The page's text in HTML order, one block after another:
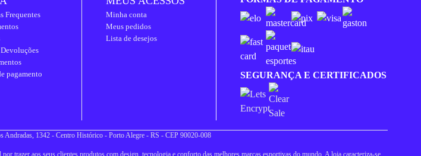
Frequentes
pagamento
Minha conta
Meus pedidos
Lista de desejos
SEGURANÇA E CERTIFICADOS
Andradas, 1342 - Centro Histórico - Porto Alegre - RS - CEP 90020-008
trazer aos seus clientes produtos com design, tecnologia e conforto das melhores marcas esportivas do mundo. A loja caracteriza-se